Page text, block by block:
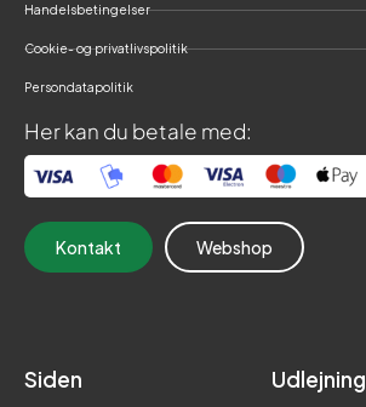
Handelsbetingelser
Cookie- og privatlivspolitik
Persondatapolitik
Her kan du betale med:
Kontakt Webshop
Siden Udlejning